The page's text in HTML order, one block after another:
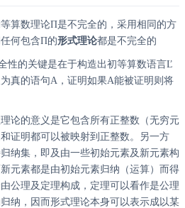
算数理论Π是不完全的，采用相同的方
何包含Π的形式理论都是不完全的
性的关键是在于构造出初等算数语言Ľ
真的语句Α，证明如果Α能被证明则将
论的意义是它包含所有正整数（无穷元
证明都可以被映射到正整数。另一方
纳集，即及由一些初始元素及新元素构
元素都是由初始元素归纳（运算）而得
公理及定理构成，定理可以看作是公理
纳，因而形式理论本身可以表示成以某